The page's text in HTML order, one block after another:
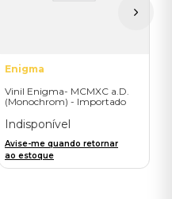
Enigma
Vinil Enigma- MCMXC a.D.
(Monochrom) - Importado
Indisponível
Avise-me quando retornar
ao estoque